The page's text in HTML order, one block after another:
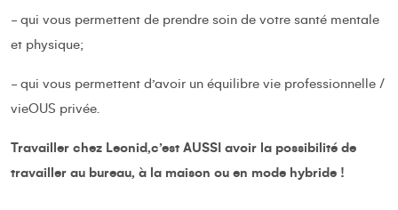
- qui vous permettent de prendre soin de votre santé mentale
et physique;
- qui vous permettent d’avoir un équilibre vie professionnelle /
vieOUS privée.
Travailler chez Leonid,c’est AUSSI avoir la possibilité de
travailler au bureau, à la maison ou en mode hybride !